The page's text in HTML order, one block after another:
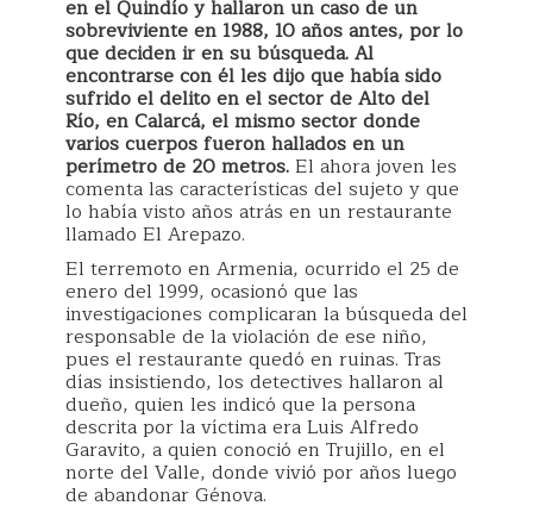
en el Quindío y hallaron un caso de un
sobreviviente en 1988, 10 años antes, por lo
que deciden ir en su búsqueda. Al
encontrarse con él les dijo que había sido
sufrido el delito en el sector de Alto del
Río, en Calarcá, el mismo sector donde
varios cuerpos fueron hallados en un
perímetro de 20 metros.El ahora joven les
comenta las características del sujeto y que
lo había visto años atrás en un restaurante
llamado El Arepazo.
El terremoto en Armenia, ocurrido el 25 de
enero del 1999, ocasionó que las
investigaciones complicaran la búsqueda del
responsable de la violación de ese niño,
pues el restaurante quedó en ruinas. Tras
días insistiendo, los detectives hallaron al
dueño, quien les indicó que la persona
descrita por la víctima era Luis Alfredo
Garavito, a quien conoció en Trujillo, en el
norte del Valle, donde vivió por años luego
de abandonar Génova.